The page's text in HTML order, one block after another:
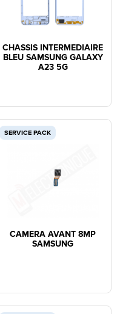
CHASSIS INTERMEDIAIRE
BLEU SAMSUNG GALAXY
A23 5G
SERVICE PACK
CAMERA AVANT 8MP
SAMSUNG